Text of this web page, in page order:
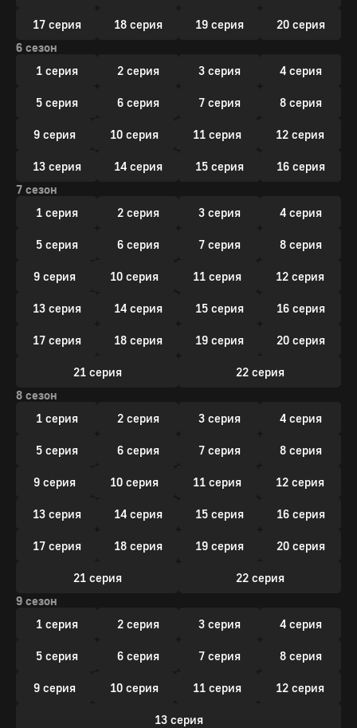
17 серия 18 серия 19 серия
20 серия
6 сезон
1 серия
2 серия 3 серия 4 серия
5 серия 6 серия 7 серия 8 серия
9 серия 10 серия 11 серия 12 серия
13 серия 14 серия 15 серия
16 серия
7 сезон
1 серия
2 серия 3 серия 4 серия
5 серия 6 серия 7 серия 8 серия
9 серия 10 серия 11 серия 12 серия
13 серия 14 серия 15 серия 16 серия
17 серия 18 серия 19 серия 20 серия
21 серия
22 серия
8 сезон
1 серия
2 серия 3 серия 4 серия
5 серия 6 серия 7 серия 8 серия
9 серия 10 серия 11 серия 12 серия
13 серия 14 серия 15 серия 16 серия
17 серия 18 серия 19 серия 20 серия
21 серия
22 серия
9 сезон
1 серия
2 серия 3 серия 4 серия
5 серия 6 серия 7 серия 8 серия
9 серия 10 серия 11 серия 12 серия
13 серия